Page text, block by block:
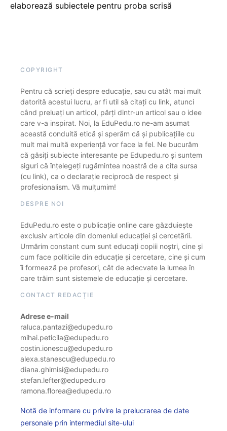
elaborează subiectele pentru proba scrisă
COPYRIGHT
Pentru că scrieți despre educație, sau cu atât mai mult
datorită acestui lucru, ar fi util să citați cu link, atunci
când preluați un articol, părți dintr-un articol sau o idee
care v-a inspirat. Noi, la EduPedu.ro ne-am asumat
această conduită etică și sperăm că și publicațiile cu
mult mai multă experiență vor face la fel. Ne bucurăm
că găsiți subiecte interesante pe Edupedu.ro și suntem
siguri că înțelegeți rugămintea noastră de a cita sursa
(cu link), ca o declarație reciprocă de respect și
profesionalism. Vă mulțumim!
DESPRE NOI
EduPedu.ro este o publicație online care găzduiește
exclusiv articole din domeniul educației și cercetării.
Urmărim constant cum sunt educați copiii noștri, cine și
cum face politicile din educație și cercetare, cine și cum
îi formează pe profesori, cât de adecvate la lumea în
care trăim sunt sistemele de educație și cercetare.
CONTACT REDACȚIE
Adrese e-mail
raluca.pantazi@edupedu.ro
mihai.peticila@edupedu.ro
costin.ionescu@edupedu.ro
alexa.stanescu@edupedu.ro
diana.ghimisi@edupedu.ro
stefan.lefter@edupedu.ro
ramona.florea@edupedu.ro
Notă de informare cu privire la prelucrarea de date
personale prin intermediul site-ului